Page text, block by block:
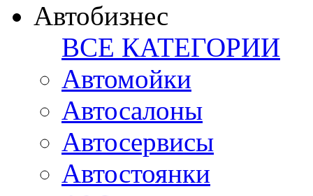
Автобизнес
ВСЕ КАТЕГОРИИ
Автомойки
Автосалоны
Автосервисы
Автостоянки